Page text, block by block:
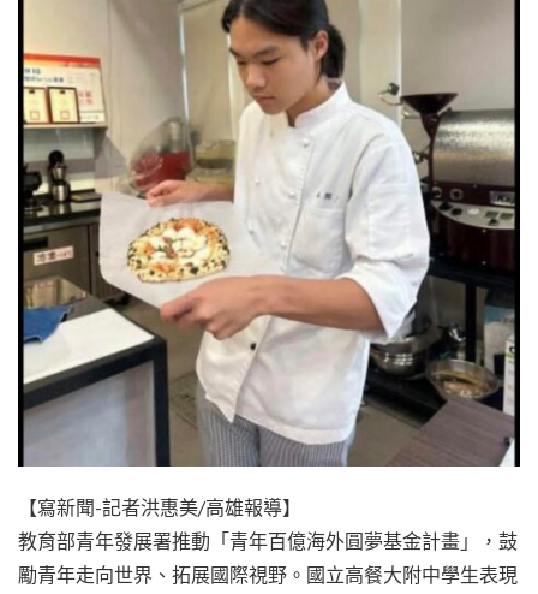
【寫新聞-記者洪惠美/高雄報導】
教育部青年發展署推動「青年百億海外圓夢基金計畫」，鼓
勵青年走向世界、拓展國際視野。國立高餐大附中學生表現